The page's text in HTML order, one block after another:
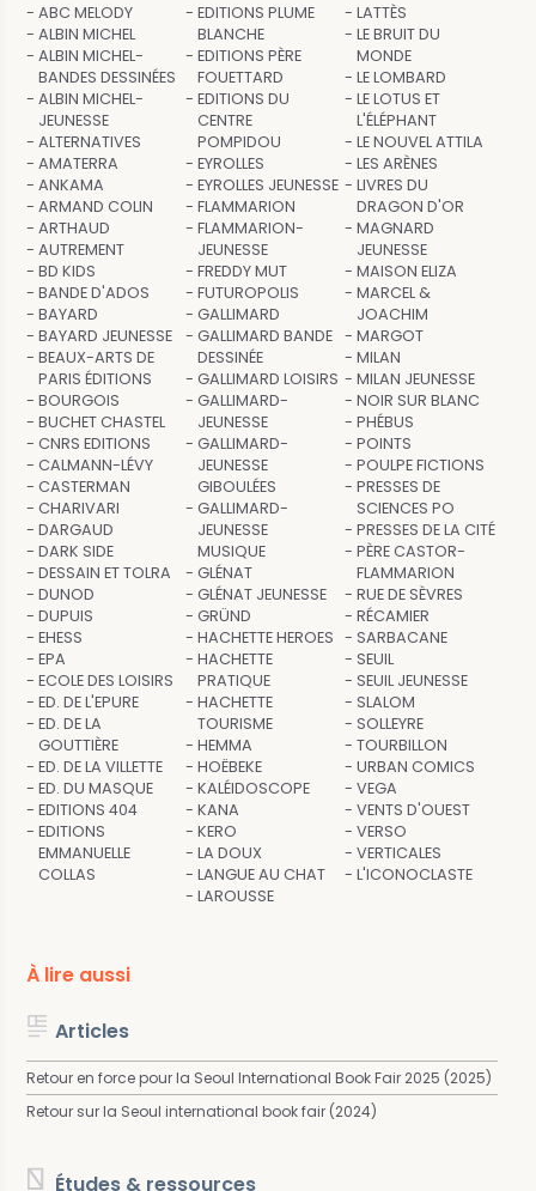
ABC MELODY
ALBIN MICHEL
ALBIN MICHEL-
BANDES DESSINÉES
ALBIN MICHEL-
JEUNESSE
ALTERNATIVES
AMATERRA
ANKAMA
ARMAND COLIN
ARTHAUD
AUTREMENT
BD KIDS
BANDE D'ADOS
BAYARD
BAYARD JEUNESSE
BEAUX-ARTS DE
PARIS ÉDITIONS
BOURGOIS
BUCHET CHASTEL
CNRS EDITIONS
CALMANN-LÉVY
CASTERMAN
CHARIVARI
DARGAUD
DARK SIDE
DESSAIN ET TOLRA
DUNOD
DUPUIS
EHESS
EPA
ECOLE DES LOISIRS
ED. DE L'EPURE
ED. DE LA
GOUTTIÈRE
ED. DE LA VILLETTE
ED. DU MASQUE
EDITIONS 404
EDITIONS
EMMANUELLE
COLLAS
EDITIONS PLUME
BLANCHE
EDITIONS PÈRE
FOUETTARD
EDITIONS DU
CENTRE
POMPIDOU
EYROLLES
EYROLLES JEUNESSE
FLAMMARION
FLAMMARION-
JEUNESSE
FREDDY MUT
FUTUROPOLIS
GALLIMARD
GALLIMARD BANDE
DESSINÉE
GALLIMARD LOISIRS
GALLIMARD-
JEUNESSE
GALLIMARD-
JEUNESSE
GIBOULÉES
GALLIMARD-
JEUNESSE
MUSIQUE
GLÉNAT
GLÉNAT JEUNESSE
GRÜND
HACHETTE HEROES
HACHETTE
PRATIQUE
HACHETTE
TOURISME
HEMMA
HOËBEKE
KALÉIDOSCOPE
KANA
KERO
LA DOUX
LANGUE AU CHAT
LAROUSSE
LATTÈS
LE BRUIT DU
MONDE
LE LOMBARD
LE LOTUS ET
L'ÉLÉPHANT
LE NOUVEL ATTILA
LES ARÈNES
LIVRES DU
DRAGON D'OR
MAGNARD
JEUNESSE
MAISON ELIZA
MARCEL &
JOACHIM
MARGOT
MILAN
MILAN JEUNESSE
NOIR SUR BLANC
PHÉBUS
POINTS
POULPE FICTIONS
PRESSES DE
SCIENCES PO
PRESSES DE LA CITÉ
PÈRE CASTOR-
FLAMMARION
RUE DE SÈVRES
RÉCAMIER
SARBACANE
SEUIL
SEUIL JEUNESSE
SLALOM
SOLLEYRE
TOURBILLON
URBAN COMICS
VEGA
VENTS D'OUEST
VERSO
VERTICALES
L'ICONOCLASTE
À lire aussi
Articles
Retour en force pour la Seoul International Book Fair 2025 (2025)
Retour sur la Seoul international book fair (2024)
Études & ressources